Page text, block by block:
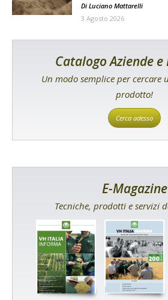
Di Luciano Mattarelli
3 Agosto 2026
Catalogo Aziende
Un modo semplice per cercare
prodotto!
Cerca adesso
E-Magazine
Tecniche, prodotti e servizi